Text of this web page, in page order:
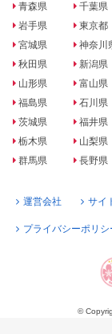
青森県
岩手県
宮城県
秋田県
山形県
福島県
茨城県
栃木県
群馬県
千葉県
東京都
神奈川
新潟県
富山県
石川県
福井県
山梨県
長野県
運営会社 サイ
プライバシーポリシ
©